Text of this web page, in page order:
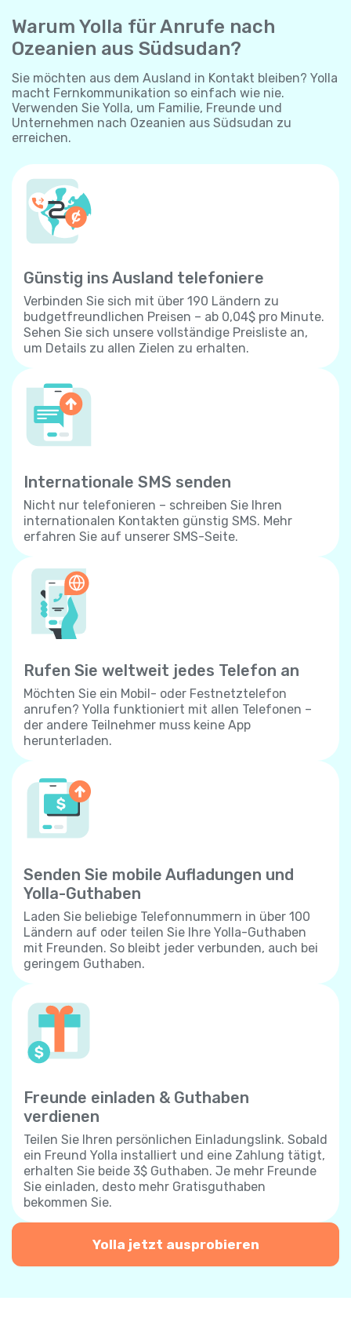
Warum Yolla für Anrufe nach
Ozeanien aus Südsudan?
Sie möchten aus dem Ausland in Kontakt bleiben? Yolla
macht Fernkommunikation so einfach wie nie.
Verwenden Sie Yolla, um Familie, Freunde und
Unternehmen nach Ozeanien aus Südsudan zu
erreichen.
Günstig ins Ausland telefoniere
Verbinden Sie sich mit über 190 Ländern zu
budgetfreundlichen Preisen – ab 0,04$ pro Minute.
Sehen Sie sich unsere vollständige Preisliste an,
um Details zu allen Zielen zu erhalten.
Internationale SMS senden
Nicht nur telefonieren – schreiben Sie Ihren
internationalen Kontakten günstig SMS. Mehr
erfahren Sie auf unserer SMS-Seite.
Rufen Sie weltweit jedes Telefon an
Möchten Sie ein Mobil- oder Festnetztelefon
anrufen? Yolla funktioniert mit allen Telefonen –
der andere Teilnehmer muss keine App
herunterladen.
Senden Sie mobile Aufladungen und
Yolla-Guthaben
Laden Sie beliebige Telefonnummern in über 100
Ländern auf oder teilen Sie Ihre Yolla-Guthaben
mit Freunden. So bleibt jeder verbunden, auch bei
geringem Guthaben.
Freunde einladen & Guthaben
verdienen
Teilen Sie Ihren persönlichen Einladungslink. Sobald
ein Freund Yolla installiert und eine Zahlung tätigt,
erhalten Sie beide 3$ Guthaben. Je mehr Freunde
Sie einladen, desto mehr Gratisguthaben
bekommen Sie.
Yolla jetzt ausprobieren